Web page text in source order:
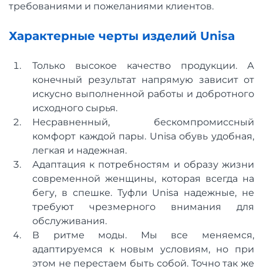
требованиями и пожеланиями клиентов.
Характерные черты изделий Unisa
Только высокое качество продукции. А
конечный результат напрямую зависит от
искусно выполненной работы и добротного
исходного сырья.
Несравненный, бескомпромиссный
комфорт каждой пары. Unisa обувь удобная,
легкая и надежная.
Адаптация к потребностям и образу жизни
современной женщины, которая всегда на
бегу, в спешке. Туфли Unisa надежные, не
требуют чрезмерного внимания для
обслуживания.
В ритме моды. Мы все меняемся,
адаптируемся к новым условиям, но при
этом не перестаем быть собой. Точно так же